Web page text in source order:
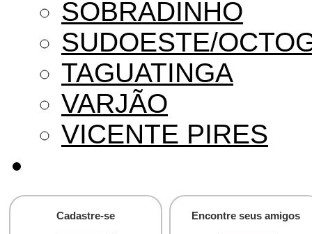
SOBRADINHO
SUDOESTE/
TAGUATINGA
VARJÃO
VICENTE PIRES
Cadastre-se Encontre seus amigos